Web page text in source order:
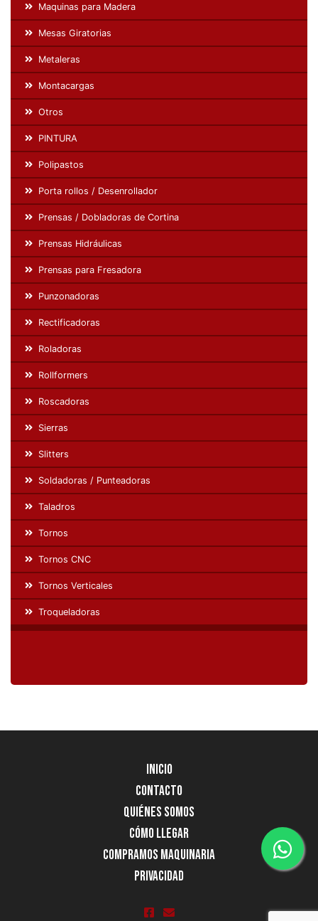
Maquinas para Madera
Mesas Giratorias
Metaleras
Montacargas
Otros
PINTURA
Polipastos
Porta rollos / Desenrollador
Prensas / Dobladoras de Cortina
Prensas Hidráulicas
Prensas para Fresadora
Punzonadoras
Rectificadoras
Roladoras
Rollformers
Roscadoras
Sierras
Slitters
Soldadoras / Punteadoras
Taladros
Tornos
Tornos CNC
Tornos Verticales
Troqueladoras
Inicio
Contacto
Quiénes Somos
Cómo llegar
Compramos Maquinaria
Privacidad